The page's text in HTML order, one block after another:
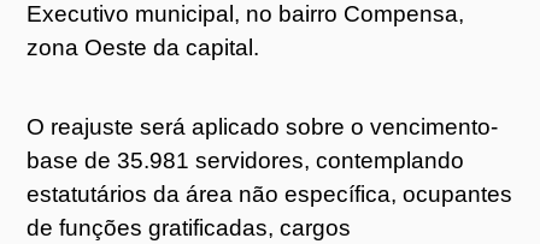
Executivo municipal, no bairro Compensa,
zona Oeste da capital.
O reajuste será aplicado sobre o vencimento-
base de 35.981 servidores, contemplando
estatutários da área não específica, ocupantes
de funções gratificadas, cargos